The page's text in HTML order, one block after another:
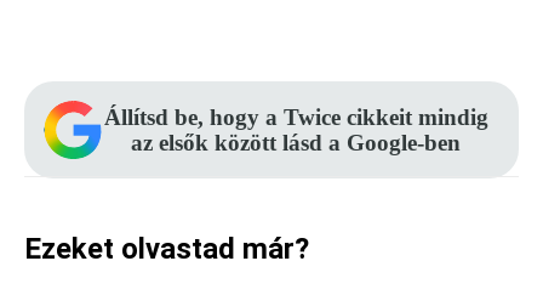
Állítsd be, hogy a Twice cikkeit mindig
az elsők között lásd a Google-ben
Ezeket olvastad már?